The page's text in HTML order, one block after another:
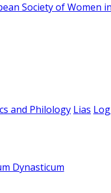
Society of Women
and Philology Lias
Dynasticum